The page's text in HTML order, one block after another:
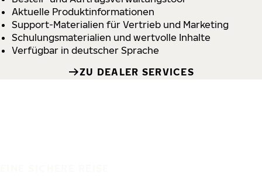
Aktuelle Produktinformationen
Support-Materialien für Vertrieb und Marketing
Schulungsmaterialien und wertvolle Inhalte
Verfügbar in deutscher Sprache
ZU DEALER SERVICES